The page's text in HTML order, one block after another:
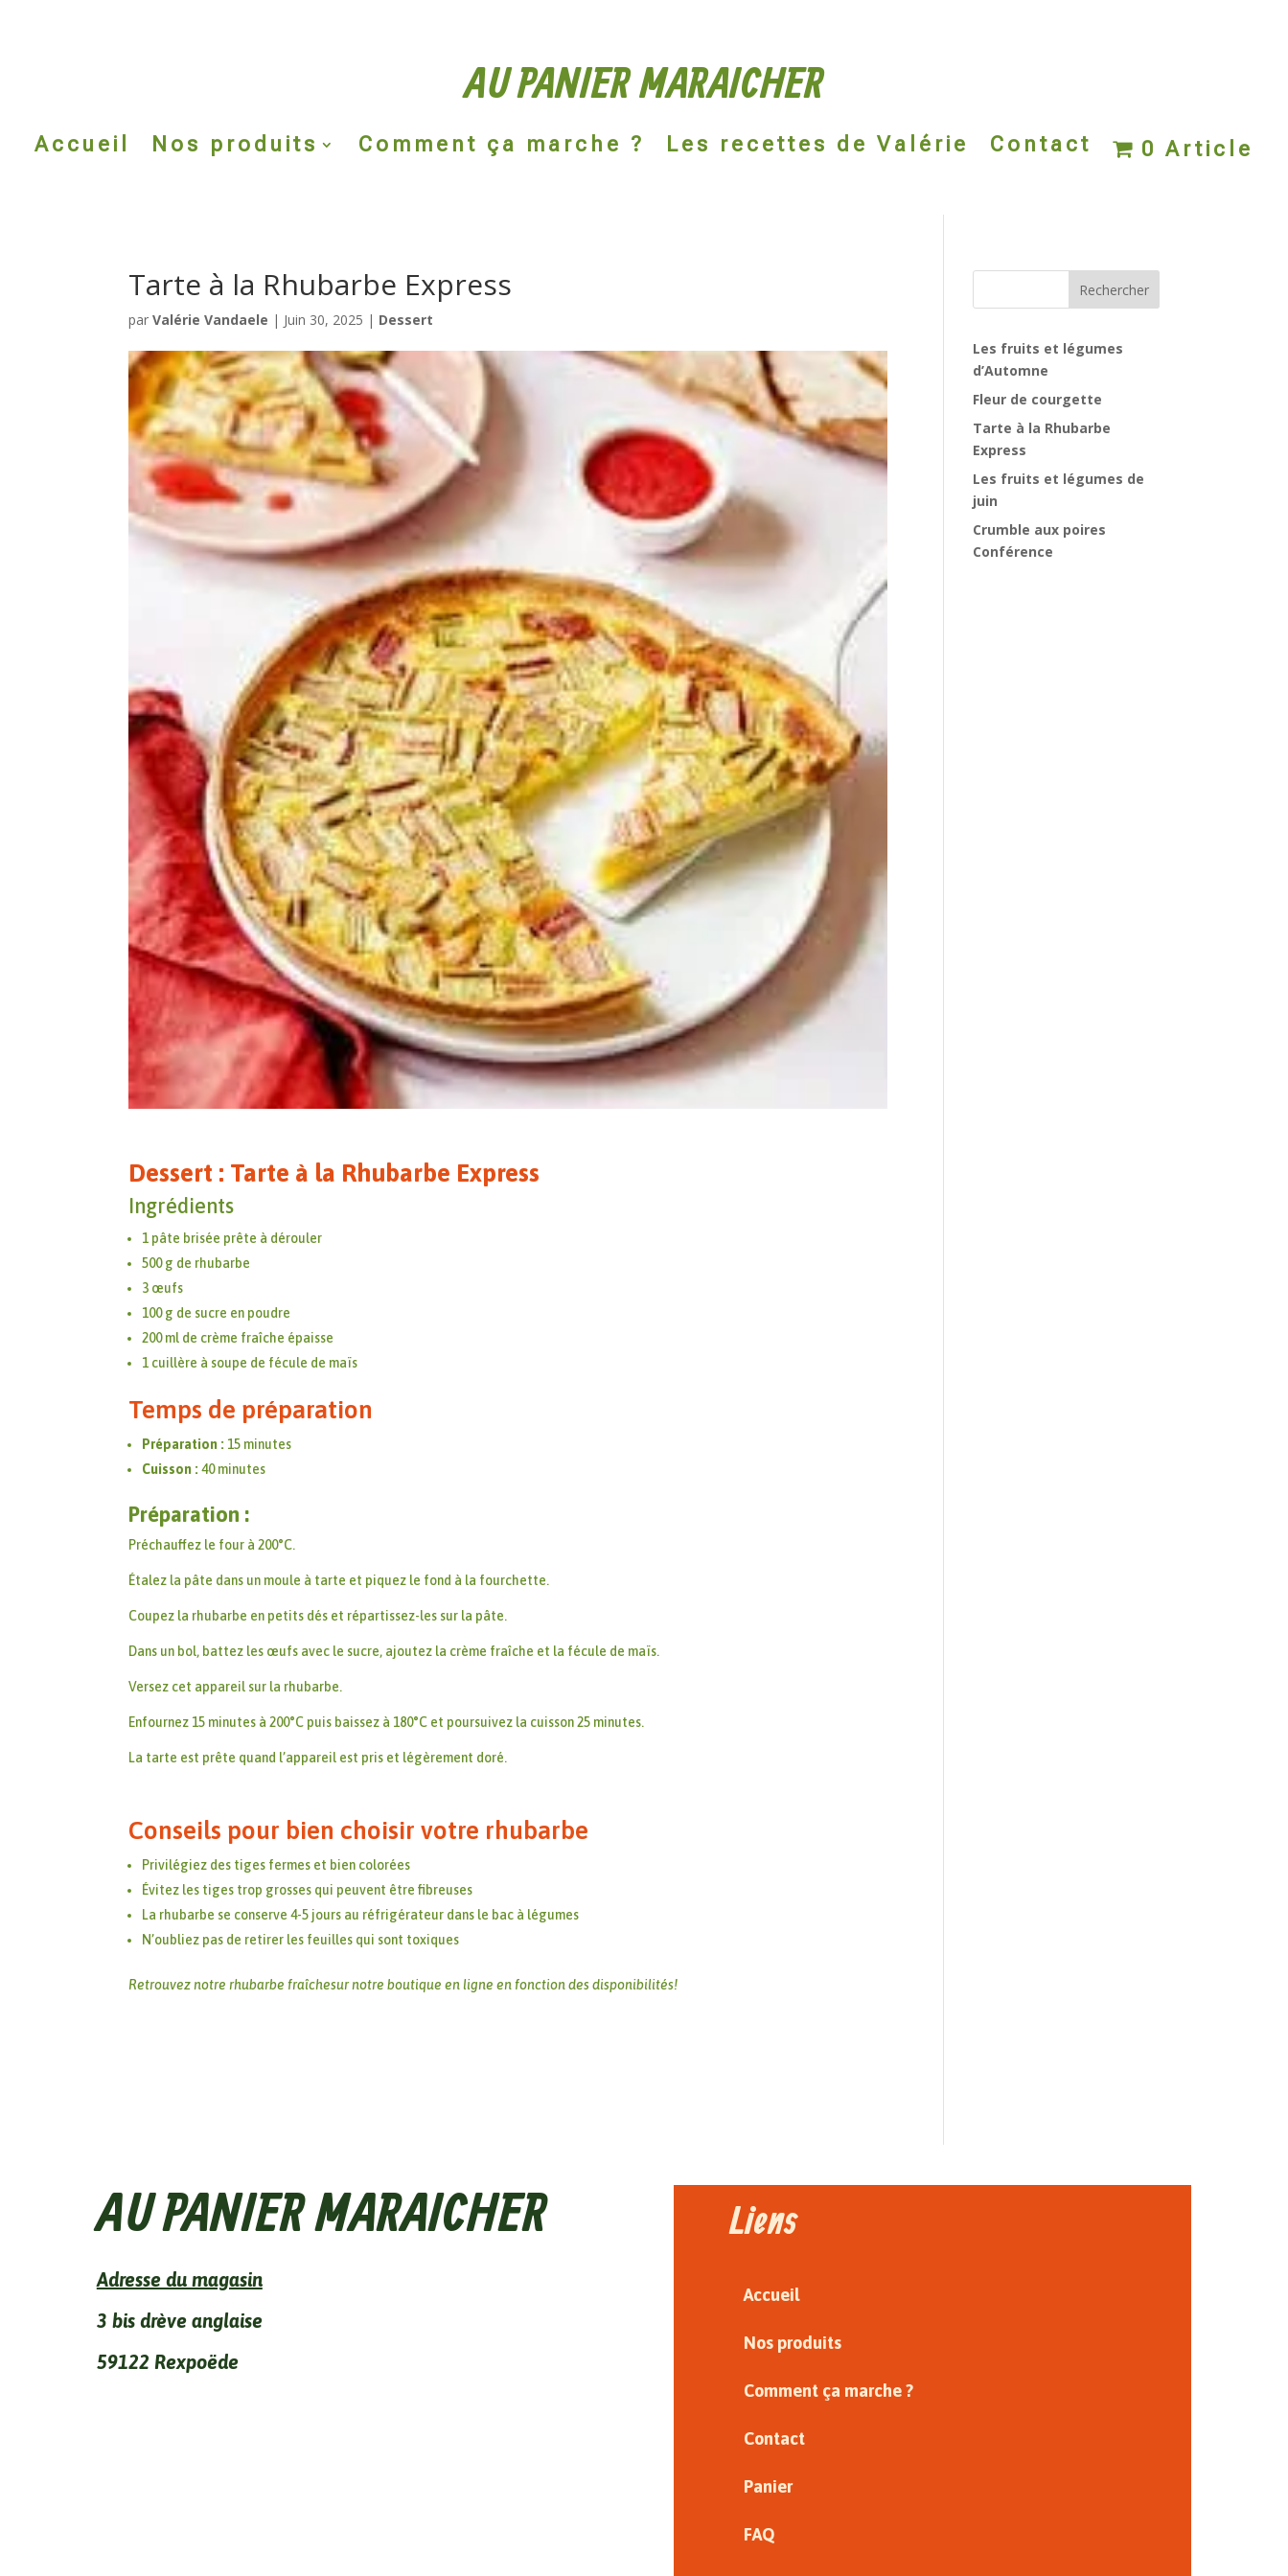
AU PANIER MARAICHER
Accueil Nos produits Comment ça marche ? Les recettes de Valérie Contact 0 Article
Tarte à la Rhubarbe Express
parValérie Vandaele | Juin 30, 2025 | Dessert
Dessert : Tarte à la Rhubarbe Express
Ingrédients
1 pâte brisée prête à dérouler
500 g de rhubarbe
3 œufs
100 g de sucre en poudre
200 ml de crème fraîche épaisse
1 cuillère à soupe de fécule de maïs
Temps de préparation
Préparation : 15 minutes
Cuisson : 40 minutes
Préparation :
Préchauffez le four à 200°C.
Étalez la pâte dans un moule à tarte et piquez le fond à la fourchette.
Coupez la rhubarbe en petits dés et répartissez-les sur la pâte.
Dans un bol, battez les œufs avec le sucre, ajoutez la crème fraîche et la fécule de maïs.
Versez cet appareil sur la rhubarbe.
Enfournez 15 minutes à 200°C puis baissez à 180°C et poursuivez la cuisson 25 minutes.
La tarte est prête quand l’appareil est pris et légèrement doré.
Conseils pour bien choisir votre rhubarbe
Privilégiez des tiges fermes et bien colorées
Évitez les tiges trop grosses qui peuvent être fibreuses
La rhubarbe se conserve 4-5 jours au réfrigérateur dans le bac à légumes
N’oubliez pas de retirer les feuilles qui sont toxiques
Retrouvez notre rhubarbe fraîchesur notre boutique en ligne en fonction des disponibilités!
Rechercher
Les fruits et légumes
d’Automne
Fleur de courgette
Tarte à la Rhubarbe
Express
Les fruits et légumes de
juin
Crumble aux poires
Conférence
AU PANIER MARAICHER
Adresse du magasin
3 bis drève anglaise
59122 Rexpoëde
Liens
Accueil
Nos produits
Comment ça marche ?
Contact
Panier
FAQ